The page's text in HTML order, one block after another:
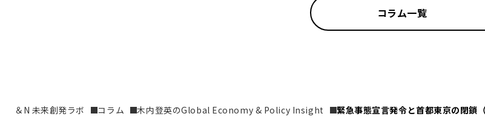
コラム一覧
＆N 未来創発ラボ コラム 木内登英のGlobal Economy & Policy Insight 緊急事態宣言発令と首都東京の閉鎖